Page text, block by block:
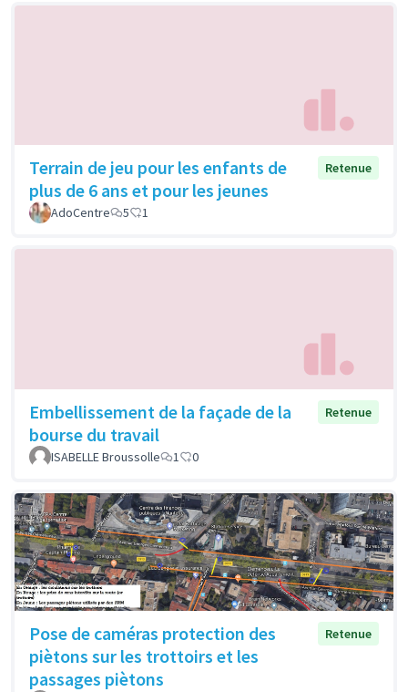
Terrain de jeu pour les enfants de
plus de 6 ans et pour les jeunes
Retenue
AdoCentre 5 1
Embellissement de la façade de la
bourse du travail
Retenue
ISABELLE Broussolle 1 0
Pose de caméras protection des
piètons sur les trottoirs et les
passages piètons
Retenue